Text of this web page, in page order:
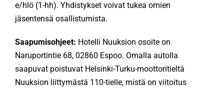
e/hlö (1-hh). Yhdistykset voivat tukea omien
jäsentensä osallistumista.
Saapumisohjeet: Hotelli Nuuksion osoite on
Naruportintie 68, 02860 Espoo. Omalla autolla
saapuvat poistuvat Helsinki-Turku-moottoritieltä
Nuuksion liittymästä 110-tielle, mistä on viitoitus